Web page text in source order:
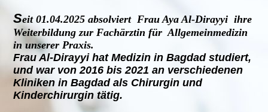
Seit 01.04.2025 absolviert Frau Aya Al-Dirayyi ihre
Weiterbildung zur Fachärztin fürAllgemeinmedizin
in unserer Praxis.
Frau Al-Dirayyi hat Medizin in Bagdad studiert,
und war von 2016 bis 2021 an verschiedenen
Kliniken in Bagdad als Chirurgin und
Kinderchirurgin tätig.